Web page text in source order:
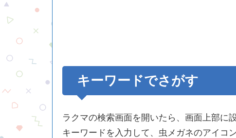
キーワードでさがす
ラクマの検索画面を開いたら、画面上部に
キーワードを入力して、虫メガネのアイコ